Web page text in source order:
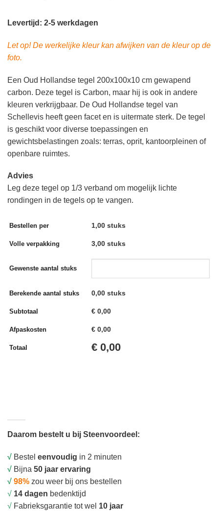
Levertijd: 2-5 werkdagen
Let op! De werkelijke kleur kan afwijken van de kleur op de
foto.
Een Oud Hollandse tegel 200x100x10 cm gewapend
carbon. Deze tegel is Carbon, maar hij is ook in andere
kleuren verkrijgbaar. De Oud Hollandse tegel van
Schellevis heeft geen facet en is uitermate sterk. De tegel
is geschikt voor diverse toepassingen en
gewichtsbelastingen zoals: terras, oprit, kantoorpleinen of
openbare ruimtes.
Advies
Leg deze tegel op 1/3 verband om mogelijk lichte
rondingen in de tegels op te vangen.
Bestellen per 1,00 stuks
Volle verpakking 3,00 stuks
Gewenste aantal stuks
Berekende aantal stuks 0,00 stuks
Subtotaal €0,00
Afpaskosten €0,00
Totaal € 0,00
Daarom bestelt u bij Steenvoordeel:
√ Bestel eenvoudig in 2 minuten
√ Bijna 50 jaar ervaring
√ 98% zou weer bij ons bestellen
√ 14 dagen bedenktijd
√ Fabrieksgarantie tot wel 10 jaar